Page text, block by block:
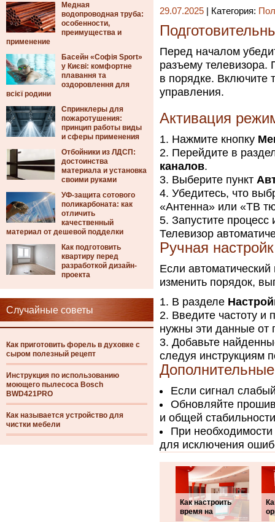
Медная
водопроводная труба:
особенности,
преимущества и
применение
Басейн «Софія Sport»
у Києві: комфортне
плавання та
оздоровлення для
всієї родини
Спринклеры для
пожаротушения:
принцип работы виды
и сферы применения
Отбойники из ЛДСП:
достоинства
материала и установка
своими руками
УФ-защита сотового
поликарбоната: как
отличить
качественный
материал от дешевой подделки
Как подготовить
квартиру перед
разработкой дизайн-
проекта
Случайные советы
Как приготовить форель в духовке с
сыром полезный рецепт
Инструкция по использованию
моющего пылесоса Bosch
BWD421PRO
Как называется устройство для
чистки мебели
29.07.2025 | Категория:
Перед началом
разъему телевизора.
в порядке. Включите
управления.
Активация
Нажмите кнопку
Перейдите в
каналов.
Выберите пункт
Убедитесь, что
«Антенна» или «ТВ
Запустите процесс
Телевизор
Ручная
Если
изменить порядок,
В разделе
Введите частоту и
нужны эти данные от
Добавьте
следуя инструкциям
Если сигнал
Обновляйте
и общей
При необходимости
для исключения
Как настроить
время на